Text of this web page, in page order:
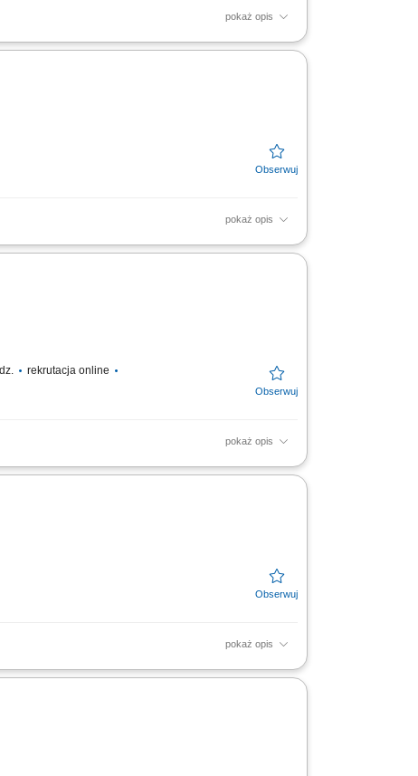
pokaż opis
intermodalnym oraz dystrybucji artykułów
pokaż opis
wewnętrzny towarów. Wykonywanie
rekrutacja online
pokaż opis
strefami magazynu i chłodni,
pokaż opis
doświadczenie i uprawnienia na wózki